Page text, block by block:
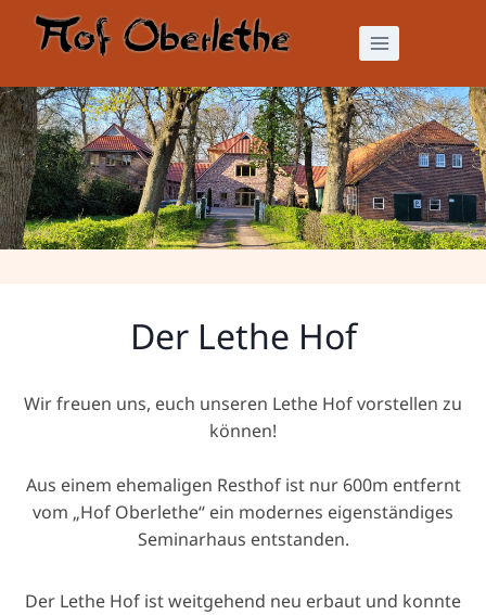
Zum
Inhalt
Lethe Hof
Der Lethe Hof
Wir freuen uns, euch unseren Lethe Hof vorstellen zu
können!
Aus einem ehemaligen Resthof ist nur 600m entfernt
vom „Hof Oberlethe“ ein modernes eigenständiges
Seminarhaus entstanden.
Der Lethe Hof ist weitgehend neu erbaut und konnte